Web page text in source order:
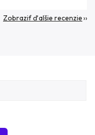
Zobraziť ďalšie recenzie